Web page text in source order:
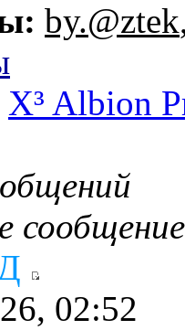
by.@ztek
X³ Albion
сообщение
02:52